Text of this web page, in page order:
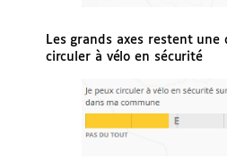
Les grands axes restent
circuler à vélo en sécurité